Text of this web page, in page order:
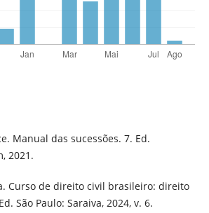
Manual das sucessões. 7. Ed.
2021.
Curso de direito civil brasileiro: direito
São Paulo: Saraiva, 2024, v. 6.